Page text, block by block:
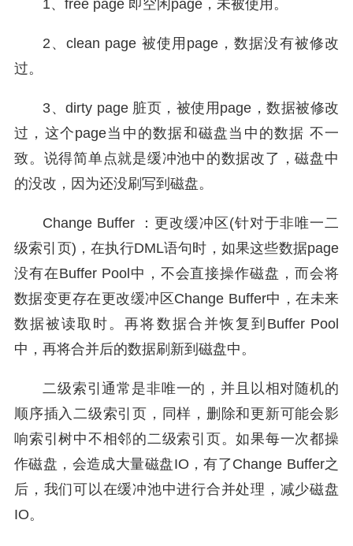
1、free page 即空闲page，未被使用。
2、clean page 被使用page，数据没有被修改
过。
3、dirty page 脏页，被使用page，数据被修改
过，这个page当中的数据和磁盘当中的数据 不一
致。说得简单点就是缓冲池中的数据改了，磁盘中
的没改，因为还没刷写到磁盘。
Change Buffer ：更改缓冲区(针对于非唯一二
级索引页)，在执行DML语句时，如果这些数据page
没有在Buffer Pool中，不会直接操作磁盘，而会将
数据变更存在更改缓冲区Change Buffer中，在未来
数据被读取时。再将数据合并恢复到Buffer Pool
中，再将合并后的数据刷新到磁盘中。
二级索引通常是非唯一的，并且以相对随机的
顺序插入二级索引页，同样，删除和更新可能会影
响索引树中不相邻的二级索引页。如果每一次都操
作磁盘，会造成大量磁盘IO，有了Change Buffer之
后，我们可以在缓冲池中进行合并处理，减少磁盘
IO。